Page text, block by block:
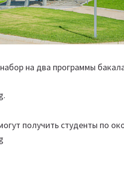
на два программы
получить студенты по